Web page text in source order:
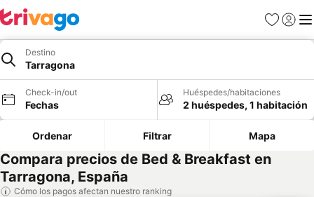
Favoritos
Iniciar
Destino
Tarragona
Check-in/out
Fechas
Huéspedes/habitaciones
2 huéspedes, 1 habitación
Ordenar Filtrar Mapa
Compara precios de Bed & Breakfast en
Tarragona, España
Cómo los pagos afectan nuestro ranking